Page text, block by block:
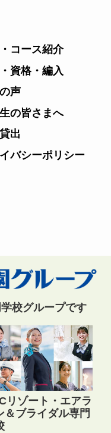
コース紹介
資格・編入
声
の皆さまへ
出
バシーポリシー
校グループです
リゾート・エアラ
＆ブライダル専門